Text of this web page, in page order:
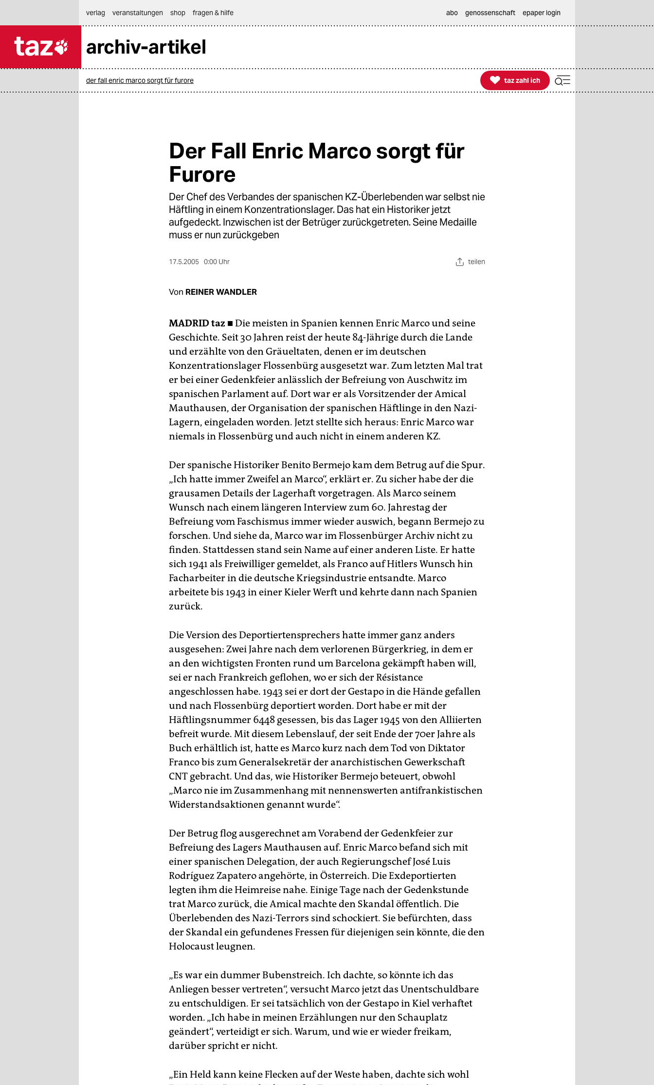
themen
verlag
veranstaltungen shop fragen & hilfe abo genossenschaft epaper login
archiv-artikel
der fall enric marco sorgt für furore 
taz zahl ich
taz zahl ich
Der Fall Enric Marco sorgt für
Furore
Der Chef des Verbandes der spanischen KZ-Überlebenden war selbst nie
Häftling in einem Konzentrationslager. Das hat ein Historiker jetzt
aufgedeckt. Inzwischen ist der Betrüger zurückgetreten. Seine Medaille
muss er nun zurückgeben
17.5.2005 0:00 Uhr teilen
Von REINER WANDLER
MADRIDtaz ■ Die meisten in Spanien kennen Enric Marco und seine
Geschichte. Seit 30 Jahren reist der heute 84-Jährige durch die Lande
und erzählte von den Gräueltaten, denen er im deutschen
Konzentrationslager Flossenbürg ausgesetzt war. Zum letzten Mal trat
er bei einer Gedenkfeier anlässlich der Befreiung von Auschwitz im
spanischen Parlament auf. Dort war er als Vorsitzender der Amical
Mauthausen, der Organisation der spanischen Häftlinge in den Nazi-
Lagern, eingeladen worden. Jetzt stellte sich heraus: Enric Marco war
niemals in Flossenbürg und auch nicht in einem anderen KZ.
Der spanische Historiker Benito Bermejo kam dem Betrug auf die Spur.
„Ich hatte immer Zweifel an Marco“, erklärt er. Zu sicher habe der die
grausamen Details der Lagerhaft vorgetragen. Als Marco seinem
Wunsch nach einem längeren Interview zum 60. Jahrestag der
Befreiung vom Faschismus immer wieder auswich, begann Bermejo zu
forschen. Und siehe da, Marco war im Flossenbürger Archiv nicht zu
finden. Stattdessen stand sein Name auf einer anderen Liste. Er hatte
sich 1941 als Freiwilliger gemeldet, als Franco auf Hitlers Wunsch hin
Facharbeiter in die deutsche Kriegsindustrie entsandte. Marco
arbeitete bis 1943 in einer Kieler Werft und kehrte dann nach Spanien
zurück.
Die Version des Deportiertensprechers hatte immer ganz anders
ausgesehen: Zwei Jahre nach dem verlorenen Bürgerkrieg, in dem er
an den wichtigsten Fronten rund um Barcelona gekämpft haben will,
sei er nach Frankreich geflohen, wo er sich der Résistance
angeschlossen habe. 1943 sei er dort der Gestapo in die Hände gefallen
und nach Flossenbürg deportiert worden. Dort habe er mit der
Häftlingsnummer 6448 gesessen, bis das Lager 1945 von den Alliierten
befreit wurde. Mit diesem Lebenslauf, der seit Ende der 70er Jahre als
Buch erhältlich ist, hatte es Marco kurz nach dem Tod von Diktator
Franco bis zum Generalsekretär der anarchistischen Gewerkschaft
CNT gebracht. Und das, wie Historiker Bermejo beteuert, obwohl
„Marco nie im Zusammenhang mit nennenswerten antifrankistischen
Widerstandsaktionen genannt wurde“.
Der Betrug flog ausgerechnet am Vorabend der Gedenkfeier zur
Befreiung des Lagers Mauthausen auf. Enric Marco befand sich mit
einer spanischen Delegation, der auch Regierungschef José Luis
Rodríguez Zapatero angehörte, in Österreich. Die Exdeportierten
legten ihm die Heimreise nahe. Einige Tage nach der Gedenkstunde
trat Marco zurück, die Amical machte den Skandal öffentlich. Die
Überlebenden des Nazi-Terrors sind schockiert. Sie befürchten, dass
der Skandal ein gefundenes Fressen für diejenigen sein könnte, die den
Holocaust leugnen.
„Es war ein dummer Bubenstreich. Ich dachte, so könnte ich das
Anliegen besser vertreten“, versucht Marco jetzt das Unentschuldbare
zu entschuldigen. Er sei tatsächlich von der Gestapo in Kiel verhaftet
worden. „Ich habe in meinen Erzählungen nur den Schauplatz
geändert“, verteidigt er sich. Warum, und wie er wieder freikam,
darüber spricht er nicht.
„Ein Held kann keine Flecken auf der Weste haben, dachte sich wohl